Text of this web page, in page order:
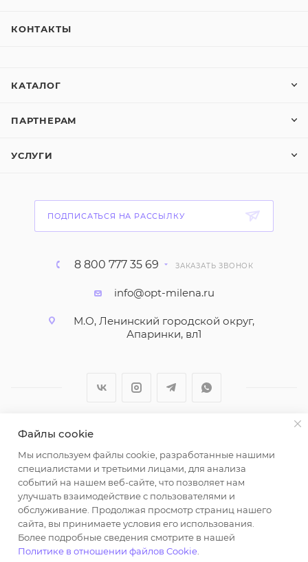
КОНТАКТЫ
КАТАЛОГ
ПАРТНЕРАМ
УСЛУГИ
ПОДПИСАТЬСЯ НА РАССЫЛКУ
8 800 777 35 69 ЗАКАЗАТЬ ЗВОНОК
info@opt-milena.ru
М.О, Ленинский городской округ,
Апаринки, вл1
2026 © ООО "Вайт Текстиль групп"
Любая информация на сайте носит справочный
характер и не является публичной офертой
определяемой положениями пункта 2 статьи 437
Гражданского кодекса Российской Федерации.
Использование любых материалов, опубликованных
на https://opt-milena.ru, допустимо только при
наличии письменного разрешения редакции и
Файлы cookie
Мы используем файлы cookie, разработанные нашими
специалистами и третьими лицами, для анализа
событий на нашем веб-сайте, что позволяет нам
улучшать взаимодействие с пользователями и
обслуживание. Продолжая просмотр страниц нашего
сайта, вы принимаете условия его использования.
Более подробные сведения смотрите в нашей
Политике в отношении файлов Cookie